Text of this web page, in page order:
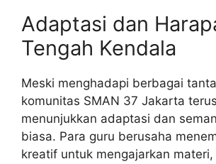
Adaptasi dan
Tengah Kendala
Meski menghadapi berbagai
komunitas SMAN 37 Jakarta terus
menunjukkan adaptasi dan
biasa. Para guru berusaha
kreatif untuk mengajarkan